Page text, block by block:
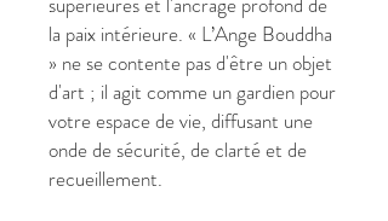
la paix intérieure. « L’Ange Bouddha
» ne se contente pas d'être un objet
d'art ; il agit comme un gardien pour
votre espace de vie, diffusant une
onde de sécurité, de clarté et de
recueillement.